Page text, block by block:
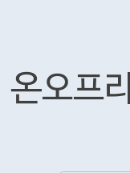
온오프